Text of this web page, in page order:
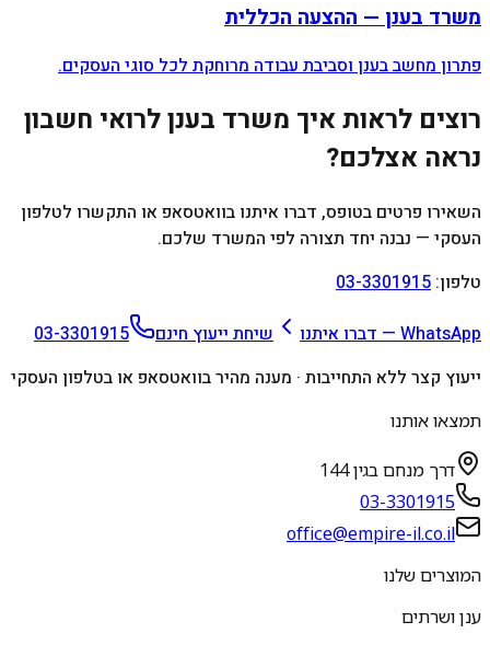
משרד בענן — ההצעה הכללית
פתרון מחשב בענן וסביבת עבודה מרוחקת לכל סוגי העסקים.
רוצים לראות איך משרד בענן לרואי חשבון
נראה אצלכם?
השאירו פרטים בטופס, דברו איתנו בוואטסאפ או התקשרו לטלפון
העסקי — נבנה יחד תצורה לפי המשרד שלכם.
טלפון: 03-3301915
WhatsApp — דברו איתנו
שיחת ייעוץ חינם
03-3301915
ייעוץ קצר ללא התחייבות · מענה מהיר בוואטסאפ או בטלפון העסקי
תמצאו אותנו
דרך מנחם בגין 144
03-3301915
office@empire-il.co.il
המוצרים שלנו
ענן ושרתים